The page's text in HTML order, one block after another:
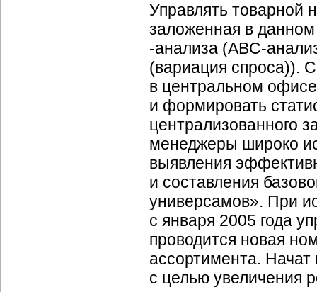
Управлять товарной
заложенная в
-анализа (ABC-
(вариация спроса)).
в центральном
и формировать
централизованного
менеджеры широко
выявления
и составления
универсамов». При
с января 2005 года
проводится новая
ассортимента.
с целью увеличения